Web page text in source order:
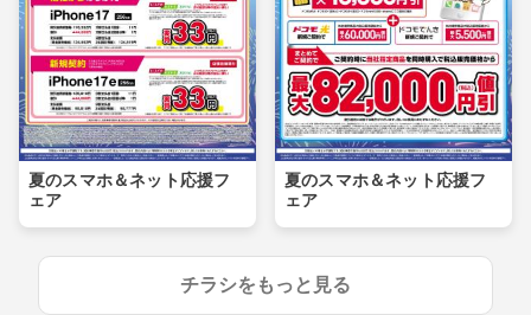
夏のスマホ＆ネット応援フ
ェア
夏のスマホ＆ネット応援フ
ェア
チラシをもっと見る